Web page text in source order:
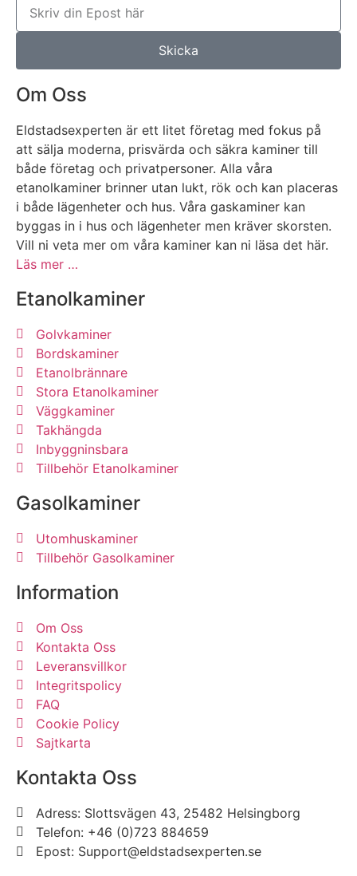
Skicka
Om Oss
Eldstadsexperten är ett litet företag med fokus på
att sälja moderna, prisvärda och säkra kaminer till
både företag och privatpersoner. Alla våra
etanolkaminer brinner utan lukt, rök och kan placeras
i både lägenheter och hus. Våra gaskaminer kan
byggas in i hus och lägenheter men kräver skorsten.
Vill ni veta mer om våra kaminer kan ni läsa det här.
Läs mer …
Etanolkaminer
Golvkaminer
Bordskaminer
Etanolbrännare
Stora Etanolkaminer
Väggkaminer
Takhängda
Inbyggninsbara
Tillbehör Etanolkaminer
Gasolkaminer
Utomhuskaminer
Tillbehör Gasolkaminer
Information
Om Oss
Kontakta Oss
Leveransvillkor
Integritspolicy
FAQ
Cookie Policy
Sajtkarta
Kontakta Oss
Adress: Slottsvägen 43, 25482 Helsingborg
Telefon: +46 (0)723 884659
Epost: Support@eldstadsexperten.se